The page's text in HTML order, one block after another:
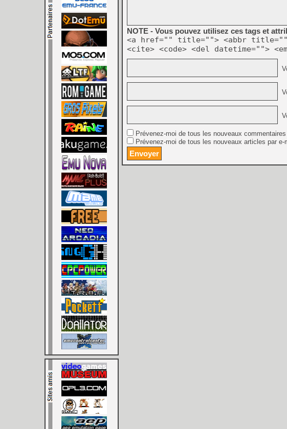
NOTE - Vous pouvez utilisez ces tags et
<a href="" title=""> <abbr
<cite> <code> <del datetime="">
Prévenez-moi de tous les nouveaux
Prévenez-moi de tous les nouveaux articles par e-